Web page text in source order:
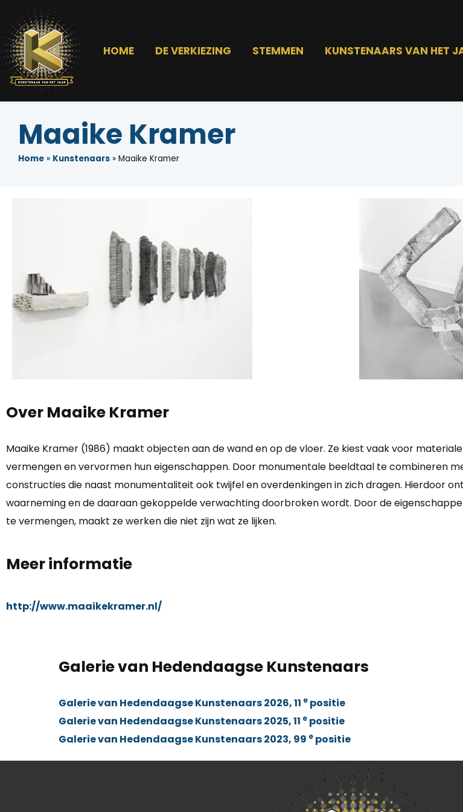
HOME DE VERKIEZING STEMMEN KUNSTENAARS VAN HET
Maaike Kramer
Home » Kunstenaars » Maaike Kramer
Over Maaike Kramer
Maaike Kramer (1986) maakt objecten aan de wand en op de vloer. Ze kiest vaak voor
vermengen en vervormen hun eigenschappen. Door monumentale beeldtaal te combineren
constructies die naast monumentaliteit ook twijfel en overdenkingen in zich dragen. Hierdoor
waarneming en de daaraan gekoppelde verwachting doorbroken wordt. Door de
te vermengen, maakt ze werken die niet zijn wat ze lijken.
Meer informatie
http://www.maaikekramer.nl/
Galerie van Hedendaagse Kunstenaars
Galerie van Hedendaagse Kunstenaars 2026, 11 e positie
Galerie van Hedendaagse Kunstenaars 2025, 11 e positie
Galerie van Hedendaagse Kunstenaars 2023, 99 e positie